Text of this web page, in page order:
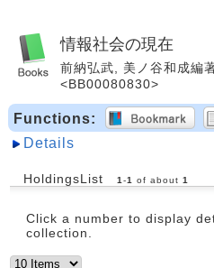
情報社会の現在
前納弘武, 美ノ谷和成編
<BB00080830>
Functions:
Details
HoldingsList 1 -1 of about 1
Click a number to display
collection.